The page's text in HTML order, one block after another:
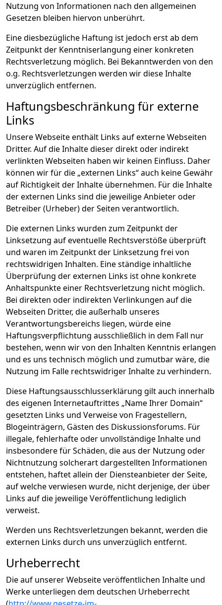
Nutzung von Informationen nach den allgemeinen
Gesetzen bleiben hiervon unberührt.
Eine diesbezügliche Haftung ist jedoch erst ab dem
Zeitpunkt der Kenntniserlangung einer konkreten
Rechtsverletzung möglich. Bei Bekanntwerden von den
o.g. Rechtsverletzungen werden wir diese Inhalte
unverzüglich entfernen.
Haftungsbeschränkung für externe
Links
Unsere Webseite enthält Links auf externe Webseiten
Dritter. Auf die Inhalte dieser direkt oder indirekt
verlinkten Webseiten haben wir keinen Einfluss. Daher
können wir für die „externen Links“ auch keine Gewähr
auf Richtigkeit der Inhalte übernehmen. Für die Inhalte
der externen Links sind die jeweilige Anbieter oder
Betreiber (Urheber) der Seiten verantwortlich.
Die externen Links wurden zum Zeitpunkt der
Linksetzung auf eventuelle Rechtsverstöße überprüft
und waren im Zeitpunkt der Linksetzung frei von
rechtswidrigen Inhalten. Eine ständige inhaltliche
Überprüfung der externen Links ist ohne konkrete
Anhaltspunkte einer Rechtsverletzung nicht möglich.
Bei direkten oder indirekten Verlinkungen auf die
Webseiten Dritter, die außerhalb unseres
Verantwortungsbereichs liegen, würde eine
Haftungsverpflichtung ausschließlich in dem Fall nur
bestehen, wenn wir von den Inhalten Kenntnis erlangen
und es uns technisch möglich und zumutbar wäre, die
Nutzung im Falle rechtswidriger Inhalte zu verhindern.
Diese Haftungsausschlusserklärung gilt auch innerhalb
des eigenen Internetauftrittes „Name Ihrer Domain“
gesetzten Links und Verweise von Fragestellern,
Blogeinträgern, Gästen des Diskussionsforums. Für
illegale, fehlerhafte oder unvollständige Inhalte und
insbesondere für Schäden, die aus der Nutzung oder
Nichtnutzung solcherart dargestellten Informationen
entstehen, haftet allein der Diensteanbieter der Seite,
auf welche verwiesen wurde, nicht derjenige, der über
Links auf die jeweilige Veröffentlichung lediglich
verweist.
Werden uns Rechtsverletzungen bekannt, werden die
externen Links durch uns unverzüglich entfernt.
Urheberrecht
Die auf unserer Webseite veröffentlichen Inhalte und
Werke unterliegen dem deutschen Urheberrecht